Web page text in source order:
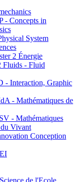
- Concepts in
System
2 Énergie
- Fluid
Interaction, Graphic
- Mathématiques de
- Mathématiques
Vivant
Conception
de l'Ecole